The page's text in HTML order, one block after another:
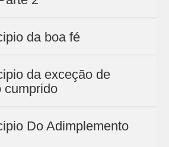
da boa fé
da exceção de
cumprido
Do Adimplemento